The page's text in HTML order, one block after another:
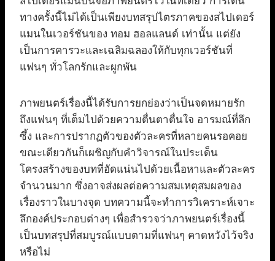
ทางครั้งนี้ไม่ได้เป็นเพียงบทสรุปไตรภาคของสไปเดอร์
แมนในเวอร์ชันของ ทอม ฮอลแลนด์ เท่านั้น แต่ยัง
เป็นการคารวะและเฉลิมฉลองให้กับทุกเวอร์ชันที่
แฟนๆ ทั่วโลกรักและผูกพัน
ภาพยนตร์เรื่องนี้ได้รับการยกย่องว่าเป็นจดหมายรัก
ถึงแฟนๆ ที่เต็มไปด้วยความตื่นตาตื่นใจ อารมณ์ที่ลึก
ซึ้ง และการปรากฏตัวของตัวละครที่หลายคนรอคอย
ขณะเดียวกันก็เผชิญกับคำวิจารณ์ในประเด็น
โครงสร้างของบทที่อัดแน่นไปด้วยเนื้อหาและตัวละคร
จำนวนมาก ซึ่งอาจส่งผลต่อความสมเหตุสมผลของ
เรื่องราวในบางจุด บทความนี้จะทำการวิเคราะห์เจาะ
ลึกองค์ประกอบต่างๆ เพื่อสำรวจว่าภาพยนตร์เรื่องนี้
เป็นบทสรุปที่สมบูรณ์แบบตามที่แฟนๆ คาดหวังไว้จริง
หรือไม่